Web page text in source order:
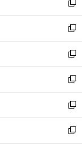
く
で
開
く
ド
ウ
で
開
く
ィ
ン
ド
ウ
で
開
く
い
ウ
ィ
ン
ド
ウ
で
開
く
新
し
い
ウ
ィ
ン
ド
ウ
で
開
く
新
し
い
ウ
ィ
ン
ド
ウ
で
開
新
し
い
ウ
ィ
ン
ド
ウ
新
し
い
ウ
ィ
ン
新
し
い
ウ
新
し